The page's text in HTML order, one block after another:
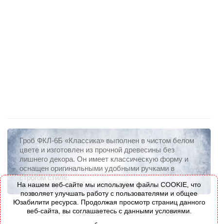
Гроб ФКЛ-6Б «Классика» выполнен в чистом белом
цвете и изготовлен из прочной древесины без
лишнего декора. Он имеет классическую форму и
оснащен оригинальными удобными ручками в
строгом стиле.
На нашем веб-сайте мы используем файлы COOKIE, что
позволяет улучшать работу с пользователями и общее
Юзабилити ресурса. Продолжая просмотр страниц данного
веб-сайта, вы соглашаетесь с данными условиями.